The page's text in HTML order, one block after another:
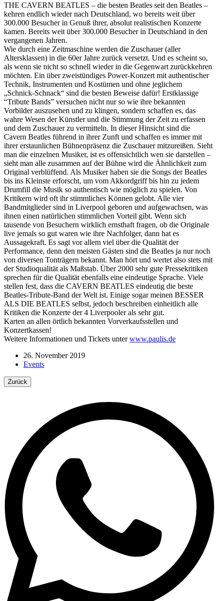
THE CAVERN BEATLES – die besten Beatles seit den Beatles –
kehren endlich wieder nach Deutschland, wo bereits weit über
300.000 Besucher in Genuß ihrer, absolut realistischen Konzerte
kamen. Bereits weit über 300.000 Besucher in Deutschland in den
vergangenen Jahren.
Wie durch eine Zeitmaschine werden die Zuschauer (aller
Altersklassen) in die 60er Jahre zurück versetzt. Und es scheint so,
als wenn sie nicht so schnell wieder in die Gegenwart zurückkehren
möchten. Ein über zweistündiges Power-Konzert mit authentischer
Technik, Instrumenten und Kostümen und ohne jeglichem
„Schnick-Schnack“ sind die besten Beweise dafür! Erstklassige
“Tribute Bands” versuchen nicht nur so wie ihre bekannten
Vorbilder auszusehen und zu klingen, sondern schaffen es, das
wahre Wesen der Künstler und die Stimmung der Zeit zu erfassen
und dem Zuschauer zu vermitteln. In dieser Hinsicht sind die
Cavern Beatles führend in ihrer Zunft und schaffen es immer mit
ihrer erstaunlichen Bühnenpräsenz die Zuschauer mitzureißen. Sieht
man die einzelnen Musiker, ist es offensichtlich wen sie darstellen –
sieht man alle zusammen auf der Bühne wird die Ähnlichkeit zum
Original verblüffend. Als Musiker haben sie die Songs der Beatles
bis ins Kleinste erforscht, um vom Akkordgriff bis hin zu jedem
Drumfill die Musik so authentisch wie möglich zu spielen. Von
Kritikern wird oft ihr stimmliches Können gelobt. Alle vier
Bandmitglieder sind in Liverpool geboren und aufgewachsen, was
ihnen einen natürlichen stimmlichen Vorteil gibt. Wenn sich
tausende von Besuchern wirklich ernsthaft fragen, ob die Originale
live jemals so gut waren wie ihre Nachfolger, dann hat es
Aussagekraft. Es sagt vor allem viel über die Qualität der
Performance, denn den meisten Gästen sind die Beatles ja nur noch
von diversen Tonträgern bekannt. Man hört und wertet also stets mit
der Studioqualität als Maßstab. Über 2000 sehr gute Pressekritiken
sprechen für die Qualität ebenfalls eine eindeutige Sprache. Viele
stellen fest, dass die CAVERN BEATLES eindeutig die beste
Beatles-Tribute-Band der Welt ist. Einige sogar meinen BESSER
ALS DIE BEATLES selbst, jedoch beschreiben einheitlich alle
Kritiken die Konzerte der 4 Liverpooler als sehr gut.
Karten an allen örtlich bekannten Vorverkaufsstellen und
Konzertkassen!
Weitere Informationen und Tickets unterwww.paulis.de
26. November 2019
Events